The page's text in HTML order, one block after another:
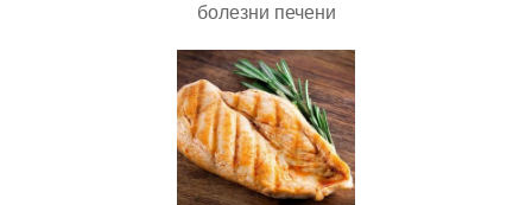
болезни печени